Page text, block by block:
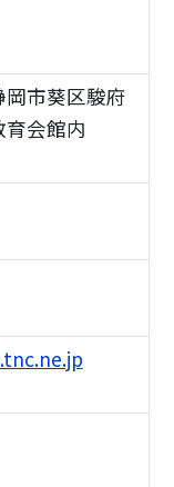
岡市葵区駿府
会館内